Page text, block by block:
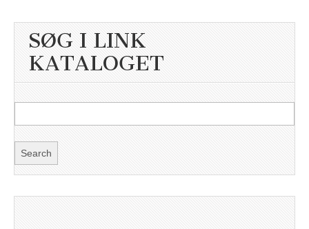
SØG I LINK
KATALOGET